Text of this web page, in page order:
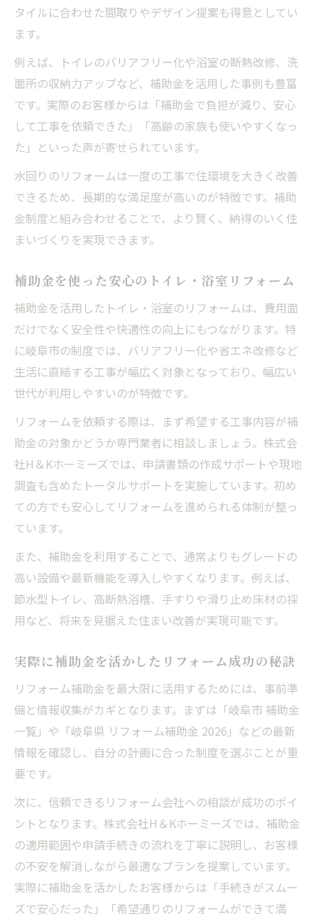
タイルに合わせた間取りやデザイン提案も得意としてい
ます。
例えば、トイレのバリアフリー化や浴室の断熱改修、洗
面所の収納力アップなど、補助金を活用した事例も豊富
です。実際のお客様からは「補助金で負担が減り、安心
して工事を依頼できた」「高齢の家族も使いやすくなっ
た」といった声が寄せられています。
水回りのリフォームは一度の工事で住環境を大きく改善
できるため、長期的な満足度が高いのが特徴です。補助
金制度と組み合わせることで、より賢く、納得のいく住
まいづくりを実現できます。
補助金を使った安心のトイレ・浴室リフォーム
補助金を活用したトイレ・浴室のリフォームは、費用面
だけでなく安全性や快適性の向上にもつながります。特
に岐阜市の制度では、バリアフリー化や省エネ改修など
生活に直結する工事が幅広く対象となっており、幅広い
世代が利用しやすいのが特徴です。
リフォームを依頼する際は、まず希望する工事内容が補
助金の対象かどうか専門業者に相談しましょう。株式会
社H＆Kホーミーズでは、申請書類の作成サポートや現地
調査も含めたトータルサポートを実施しています。初め
ての方でも安心してリフォームを進められる体制が整っ
ています。
また、補助金を利用することで、通常よりもグレードの
高い設備や最新機能を導入しやすくなります。例えば、
節水型トイレ、高断熱浴槽、手すりや滑り止め床材の採
用など、将来を見据えた住まい改善が実現可能です。
実際に補助金を活かしたリフォーム成功の秘訣
リフォーム補助金を最大限に活用するためには、事前準
備と情報収集がカギとなります。まずは「岐阜市 補助金
一覧」や「岐阜県 リフォーム補助金 2026」などの最新
情報を確認し、自分の計画に合った制度を選ぶことが重
要です。
次に、信頼できるリフォーム会社への相談が成功のポイ
ントとなります。株式会社H＆Kホーミーズでは、補助金
の適用範囲や申請手続きの流れを丁寧に説明し、お客様
の不安を解消しながら最適なプランを提案しています。
実際に補助金を活かしたお客様からは「手続きがスムー
ズで安心だった」「希望通りのリフォームができて満